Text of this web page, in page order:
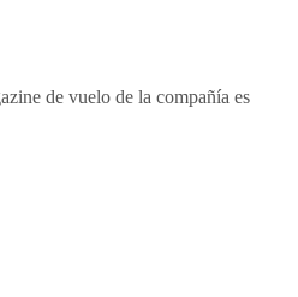
de vuelo de la compañía es